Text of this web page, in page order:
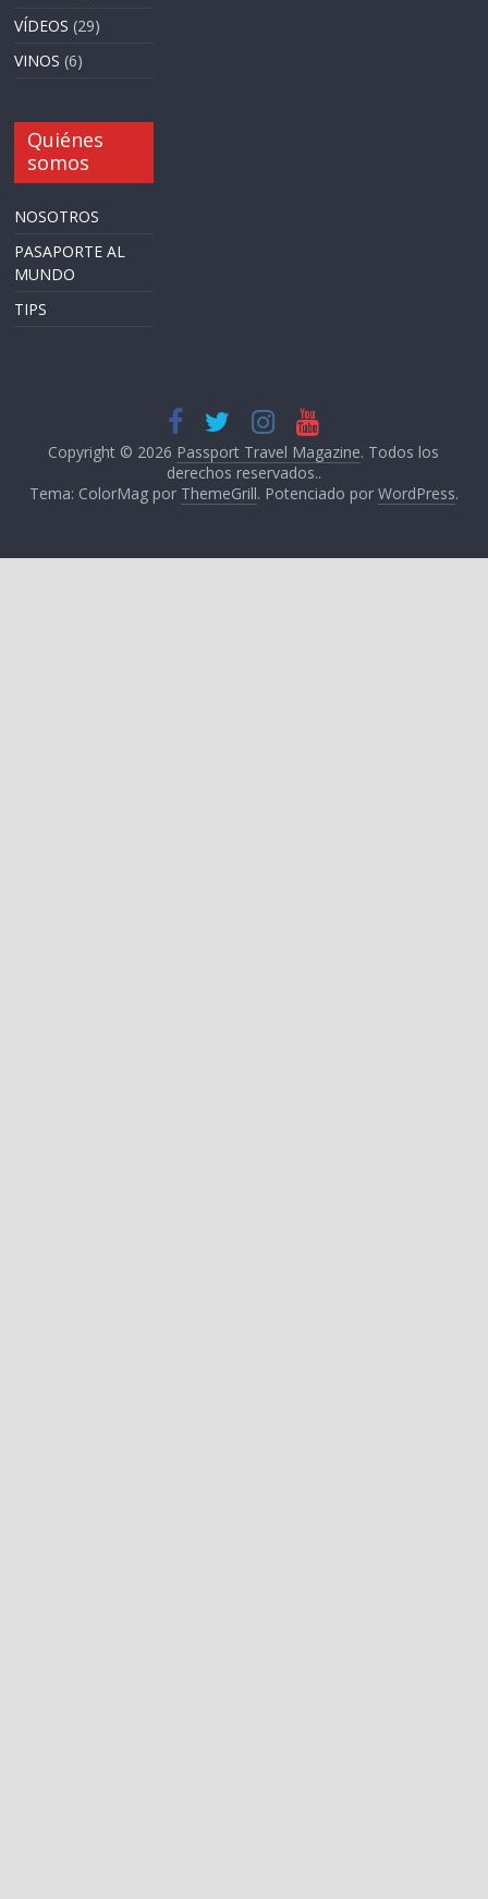
VÍDEOS (29)
VINOS (6)
Quiénes
somos
NOSOTROS
PASAPORTE AL
MUNDO
TIPS
Copyright © 2026 Passport Travel Magazine. Todos los
derechos reservados..
Tema: ColorMag por ThemeGrill. Potenciado por WordPress.